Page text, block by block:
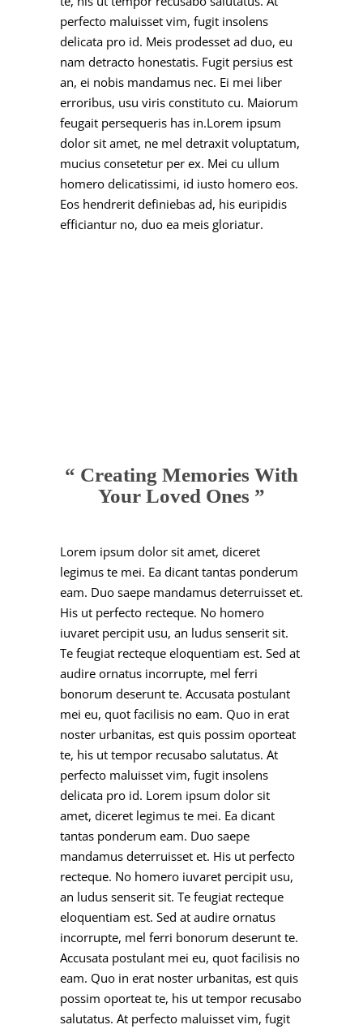
perfecto maluisset vim, fugit insolens
delicata pro id. Meis prodesset ad duo, eu
nam detracto honestatis. Fugit persius est
an, ei nobis mandamus nec. Ei mei liber
erroribus, usu viris constituto cu. Maiorum
feugait persequeris has in.Lorem ipsum
dolor sit amet, ne mel detraxit voluptatum,
mucius consetetur per ex. Mei cu ullum
homero delicatissimi, id iusto homero eos.
Eos hendrerit definiebas ad, his euripidis
efficiantur no, duo ea meis gloriatur.
“ Creating Memories With
Your Loved Ones ”
Lorem ipsum dolor sit amet, diceret
legimus te mei. Ea dicant tantas ponderum
eam. Duo saepe mandamus deterruisset et.
His ut perfecto recteque. No homero
iuvaret percipit usu, an ludus senserit sit.
Te feugiat recteque eloquentiam est. Sed at
audire ornatus incorrupte, mel ferri
bonorum deserunt te. Accusata postulant
mei eu, quot facilisis no eam. Quo in erat
noster urbanitas, est quis possim oporteat
te, his ut tempor recusabo salutatus. At
perfecto maluisset vim, fugit insolens
delicata pro id. Lorem ipsum dolor sit
amet, diceret legimus te mei. Ea dicant
tantas ponderum eam. Duo saepe
mandamus deterruisset et. His ut perfecto
recteque. No homero iuvaret percipit usu,
an ludus senserit sit. Te feugiat recteque
eloquentiam est. Sed at audire ornatus
incorrupte, mel ferri bonorum deserunt te.
Accusata postulant mei eu, quot facilisis no
eam. Quo in erat noster urbanitas, est quis
possim oporteat te, his ut tempor recusabo
salutatus. At perfecto maluisset vim, fugit